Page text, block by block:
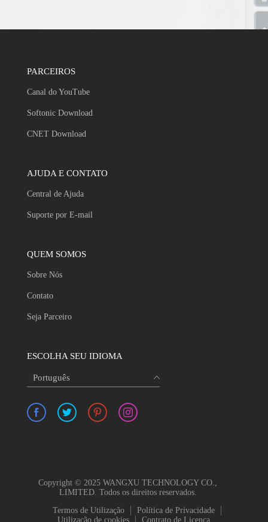
PARCEIROS
Canal do YouTube
Softonic Download
CNET Download
AJUDA E CONTATO
Central de Ajuda
Suporte por E-mail
QUEM SOMOS
Sobre Nós
Contato
Seja Parceiro
ESCOLHA SEU IDIOMA
Português
Copyright © 2025 WANGXU TECHNOLOGY CO.,
LIMITED. Todos os direitos reservados.
Termos de Utilização
Política de Privacidade
Utilização de cookies
Contrato de Licença